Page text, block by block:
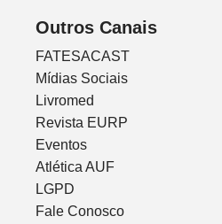
Outros Canais
FATESACAST
Mídias Sociais
Livromed
Revista EURP
Eventos
Atlética AUF
LGPD
Fale Conosco